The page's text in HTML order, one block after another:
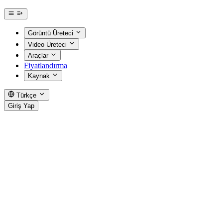
Görüntü Üreteci
Video Üreteci
Araçlar
Fiyatlandırma
Kaynak
Türkçe
Giriş Yap